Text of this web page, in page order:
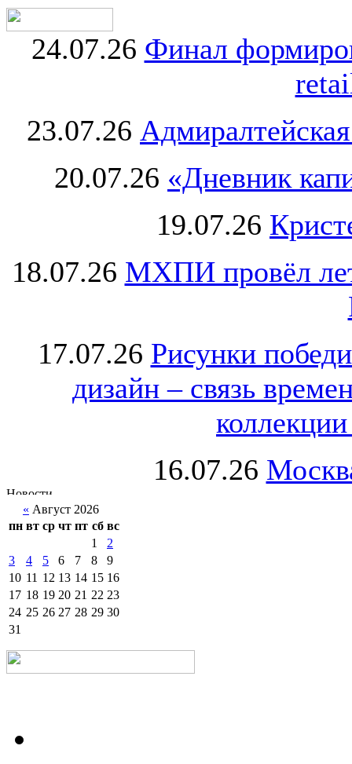
24.07.26 Финал
23.07.26
20.07.26 «Дневник
19.07.26
18.07.26 МХПИ провёл
17.07.26 Рисунки
дизайн – связь
16.07.26
« Август 2026
пн вт ср чт пт сб вс
1
2
3
4 5 6 7 8
9
10 11 12 13 14 15 16
17 18 19 20 21 22 23
24 25 26 27 28 29 30
31